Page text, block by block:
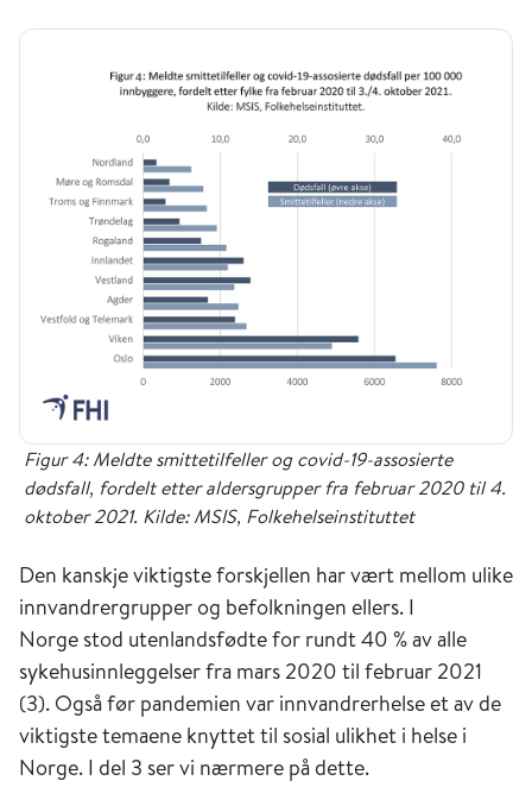
Figur 4: Meldte smittetilfeller og covid-19-assosierte
dødsfall, fordelt etter aldersgrupper fra februar 2020 til 4.
oktober 2021. Kilde: MSIS, Folkehelseinstituttet
Den kanskje viktigste forskjellen har vært mellom ulike
innvandrergrupper og befolkningen ellers. I
Norge stod utenlandsfødte for rundt 40 % av alle
sykehusinnleggelser fra mars 2020 til februar 2021
(3). Også før pandemien var innvandrerhelse et av de
viktigste temaene knyttet til sosial ulikhet i helse i
Norge. I del 3 ser vi nærmere på dette.